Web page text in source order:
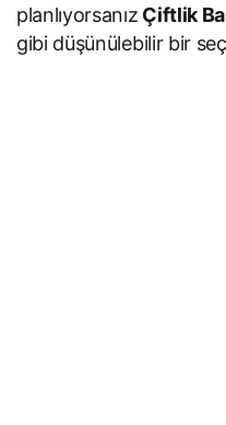
planlıyorsanız Çiftlik
gibi düşünülebilir bir